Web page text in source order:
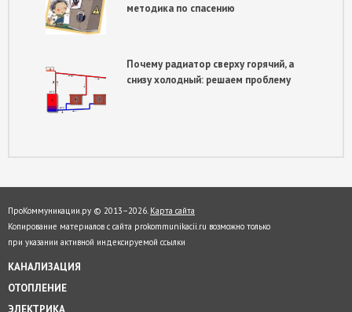
методика по спасению
Почему радиатор сверху горячий, а
снизу холодный: решаем проблему
ПроКоммуникации.ру © 2013–2026. Карта сайта
Копирование материалов с сайта prokommunikacii.ru возможно только
при указании активной индексируемой ссылки
КАНАЛИЗАЦИЯ
ОТОПЛЕНИЕ